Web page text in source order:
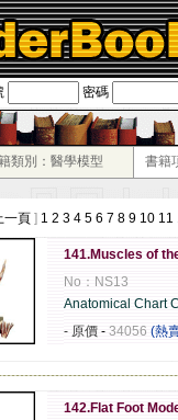
密碼
類別：醫學模型 書籍
一頁 ] 1 2 3 4 5 6 7 8 9 10 11
141.Muscles of
No：NS13
Anatomical Chart
- 原價 - 34056 (熱
142.Flat Foot